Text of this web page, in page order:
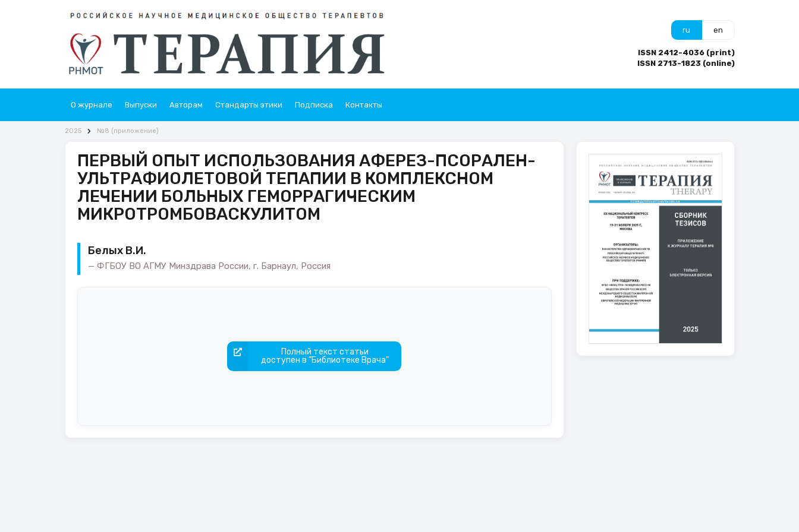
ru en
ISSN 2412-4036 (print)
ISSN 2713-1823 (online)
О журнале Выпуски Авторам Стандарты этики Подписка Контакты
2025 №8 (приложение)
ПЕРВЫЙ ОПЫТ ИСПОЛЬЗОВАНИЯ АФЕРЕЗ-ПСОРАЛЕН-
УЛЬТРАФИОЛЕТОВОЙ ТЕПАПИИ В КОМПЛЕКСНОМ
ЛЕЧЕНИИ БОЛЬНЫХ ГЕМОРРАГИЧЕСКИМ
МИКРОТРОМБОВАСКУЛИТОМ
Белых В.И.
ФГБОУ ВО АГМУ Минздрава России, г. Барнаул, Россия
Полный текст статьи
доступен в "Библиотеке Врача"